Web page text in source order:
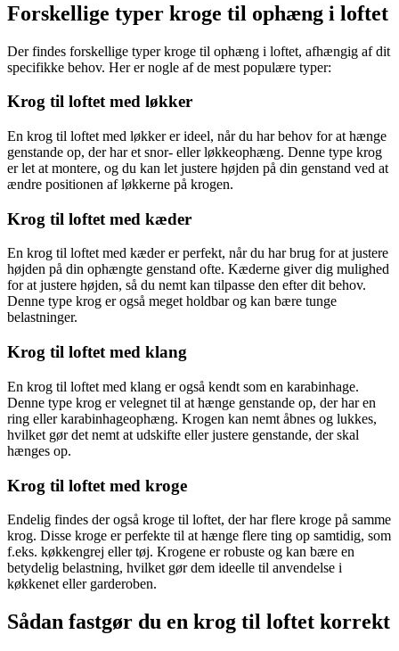
Forskellige typer kroge til ophæng i loftet
Der findes forskellige typer kroge til ophæng i loftet, afhængig af dit
specifikke behov. Her er nogle af de mest populære typer:
Krog til loftet med løkker
En krog til loftet med løkker er ideel, når du har behov for at hænge
genstande op, der har et snor- eller løkkeophæng. Denne type krog
er let at montere, og du kan let justere højden på din genstand ved at
ændre positionen af løkkerne på krogen.
Krog til loftet med kæder
En krog til loftet med kæder er perfekt, når du har brug for at justere
højden på din ophængte genstand ofte. Kæderne giver dig mulighed
for at justere højden, så du nemt kan tilpasse den efter dit behov.
Denne type krog er også meget holdbar og kan bære tunge
belastninger.
Krog til loftet med klang
En krog til loftet med klang er også kendt som en karabinhage.
Denne type krog er velegnet til at hænge genstande op, der har en
ring eller karabinhageophæng. Krogen kan nemt åbnes og lukkes,
hvilket gør det nemt at udskifte eller justere genstande, der skal
hænges op.
Krog til loftet med kroge
Endelig findes der også kroge til loftet, der har flere kroge på samme
krog. Disse kroge er perfekte til at hænge flere ting op samtidig, som
f.eks. køkkengrej eller tøj. Krogene er robuste og kan bære en
betydelig belastning, hvilket gør dem ideelle til anvendelse i
køkkenet eller garderoben.
Sådan fastgør du en krog til loftet korrekt